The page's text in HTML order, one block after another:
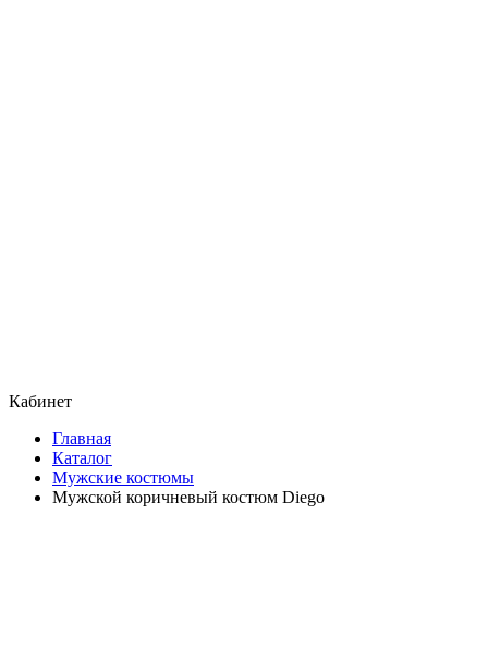
Кабинет
Главная
Каталог
Мужские костюмы
Мужской коричневый костюм Diego